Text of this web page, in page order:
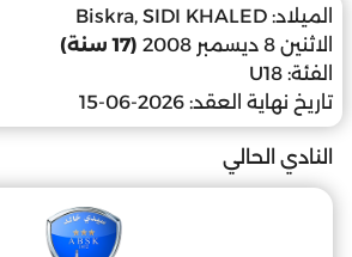
الميلاد: Biskra, SIDI KHALED
الاثنين 8 ديسمبر 2008
(17 سنة)
الفئة: U18
تاريخ نهاية العقد: 2026-06-15
النادي الحالي